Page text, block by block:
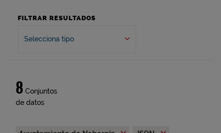
FILTRAR RESULTADOS
Selecciona tipo
8 Conjuntos
de datos